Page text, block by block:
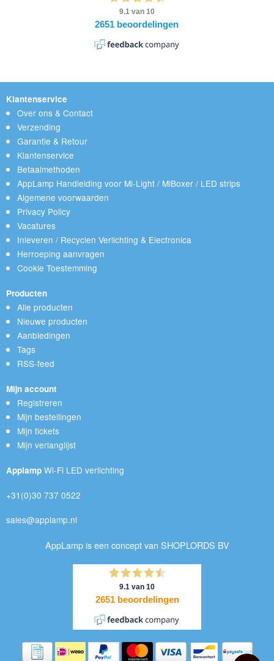
Klantenservice
Over ons & Contact
Verzending
Garantie & Retour
Klantenservice
Betaalmethoden
AppLamp Handleiding voor Mi-Light / MiBoxer / LED strips
Algemene voorwaarden
Privacy Policy
Vacatures
Inleveren / Recyclen Verlichting & Electronica
Herroeping aanvragen
Cookie Toestemming
Producten
Alle producten
Nieuwe producten
Aanbiedingen
Tags
RSS-feed
Mijn account
Registreren
Mijn bestellingen
Mijn tickets
Mijn verlanglijst
Applamp Wi-Fi LED verlichting
+31(0)30 737 0522
sales@applamp.nl
AppLamp is een concept van SHOPLORDS BV